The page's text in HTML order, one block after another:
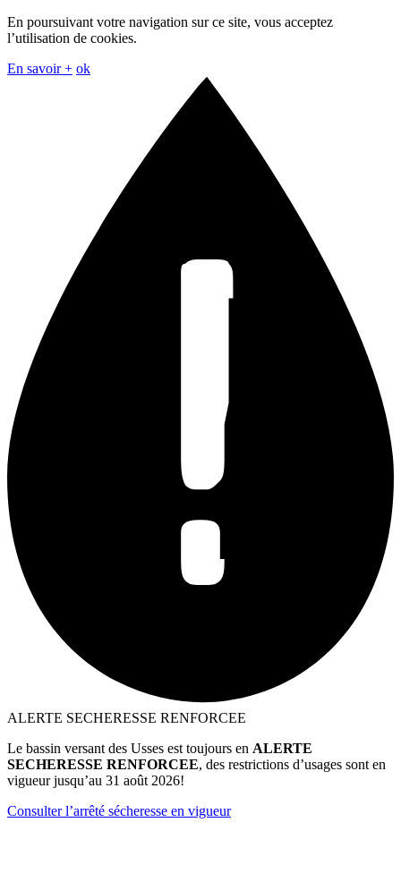
En poursuivant votre navigation sur ce site, vous acceptez
l’utilisation de cookies.
En savoir + ok
ALERTE SECHERESSE RENFORCEE
Le bassin versant des Usses est toujours en ALERTE
SECHERESSE RENFORCEE, des restrictions d’usages sont en
vigueur jusqu’au 31 août 2026!
Consulter l’arrêté sécheresse en vigueur